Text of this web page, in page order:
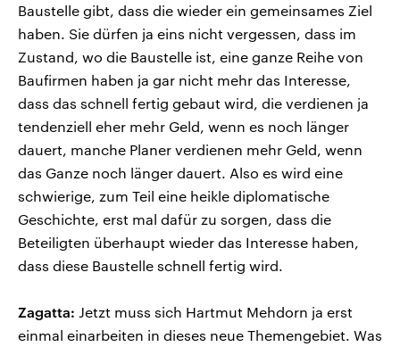
Baustelle gibt, dass die wieder ein gemeinsames Ziel
haben. Sie dürfen ja eins nicht vergessen, dass im
Zustand, wo die Baustelle ist, eine ganze Reihe von
Baufirmen haben ja gar nicht mehr das Interesse,
dass das schnell fertig gebaut wird, die verdienen ja
tendenziell eher mehr Geld, wenn es noch länger
dauert, manche Planer verdienen mehr Geld, wenn
das Ganze noch länger dauert. Also es wird eine
schwierige, zum Teil eine heikle diplomatische
Geschichte, erst mal dafür zu sorgen, dass die
Beteiligten überhaupt wieder das Interesse haben,
dass diese Baustelle schnell fertig wird.
Zagatta: Jetzt muss sich Hartmut Mehdorn ja erst
einmal einarbeiten in dieses neue Themengebiet. Was